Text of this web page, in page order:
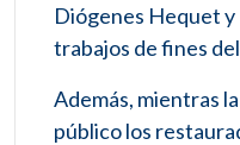
Diógenes Hequet y
trabajos de fines
Además, mientras
público los